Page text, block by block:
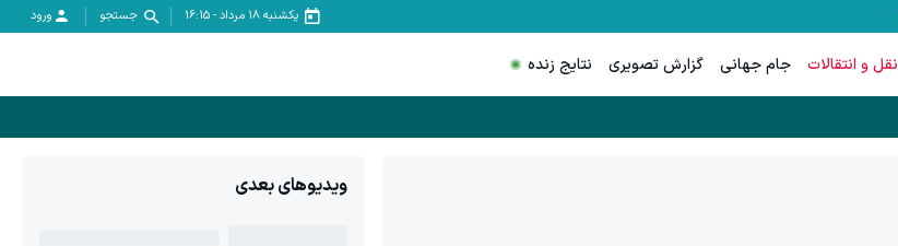
یکشنبه ۱۸ مرداد -
16:15 جستجو ورود
نقل و انتقالات جام جهانی گزارش تصویری نتایج زنده
ویدیوهای بعدی